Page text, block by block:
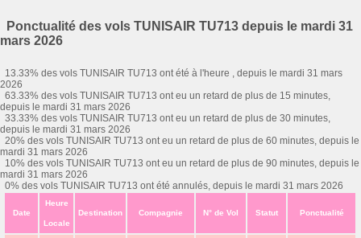
Ponctualité des vols TUNISAIR TU713 depuis le mardi 31
mars 2026
13.33% des vols TUNISAIR TU713 ont été à l'heure , depuis le mardi 31 mars
2026
63.33% des vols TUNISAIR TU713 ont eu un retard de plus de 15 minutes,
depuis le mardi 31 mars 2026
33.33% des vols TUNISAIR TU713 ont eu un retard de plus de 30 minutes,
depuis le mardi 31 mars 2026
20% des vols TUNISAIR TU713 ont eu un retard de plus de 60 minutes, depuis le
mardi 31 mars 2026
10% des vols TUNISAIR TU713 ont eu un retard de plus de 90 minutes, depuis le
mardi 31 mars 2026
0% des vols TUNISAIR TU713 ont été annulés, depuis le mardi 31 mars 2026
Date
Heure
Locale
Destination Compagnie N° de Vol Statut Ponctualité